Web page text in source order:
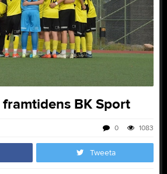
BK Sport
1083
0
Tweeta